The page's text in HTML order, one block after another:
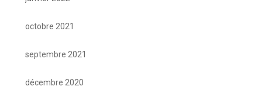
octobre 2021
septembre 2021
décembre 2020